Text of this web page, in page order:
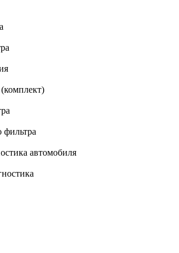
фильтра
автомобиля